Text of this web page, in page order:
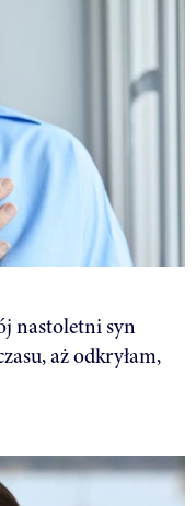
nastoletni syn
aż odkryłam,